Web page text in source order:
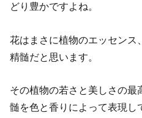
どり豊かですよね。
花はまさに植物のエッセンス
精髄だと思います。
その植物の若さと美しさの最
髄を色と香りによって表現し